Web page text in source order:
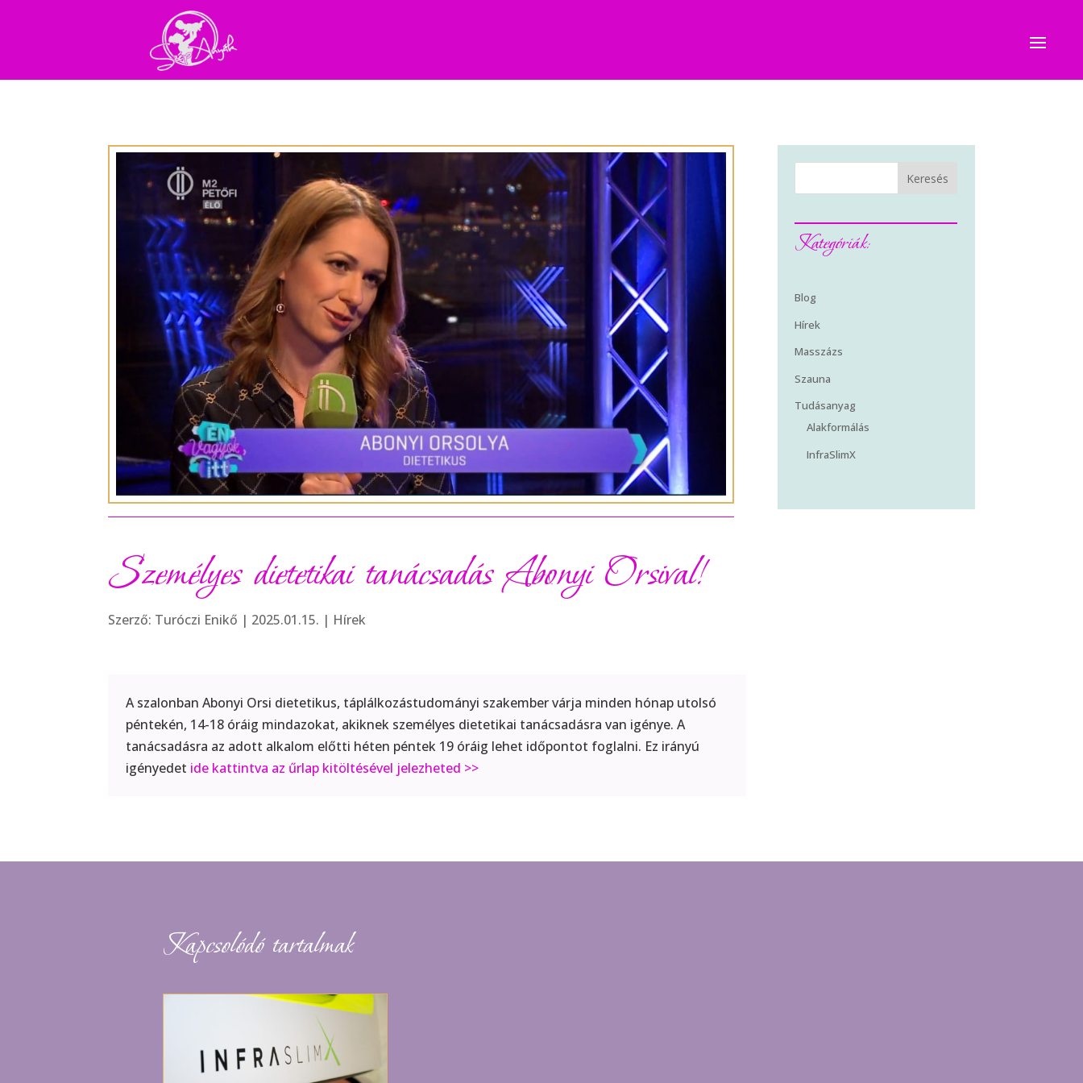
Személyes dietetikai tanácsadás Abonyi Orsival!
Szerző: Turóczi Enikő | 2025.01.15. | Hírek
Keresés
Kategóriák:
Blog
Hírek
Masszázs
Szauna
Tudásanyag
Alakformálás
InfraSlimX
A szalonban Abonyi Orsi dietetikus, táplálkozástudományi szakember várja minden hónap utolsó
péntekén, 14-18 óráig mindazokat, akiknek személyes dietetikai tanácsadásra van igénye. A
tanácsadásra az adott alkalom előtti héten péntek 19 óráig lehet időpontot foglalni. Ez irányú
igényedet ide kattintva az űrlap kitöltésével jelezheted >>
Kapcsolódó tartalmak